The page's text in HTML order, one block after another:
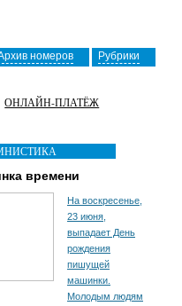
номеров Рубрики
ОНЛАЙН-ПЛАТЁЖ
времени
На воскресенье,
23 июня,
выпадает День
рождения
пишущей
машинки.
Молодым людям